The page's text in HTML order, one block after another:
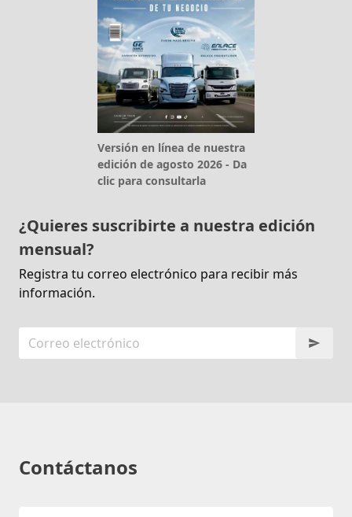
Versión en línea de nuestra
edición de agosto 2026 - Da
clic para consultarla
¿Quieres suscribirte a nuestra edición
mensual?
Registra tu correo electrónico para recibir más
información.
Contáctanos